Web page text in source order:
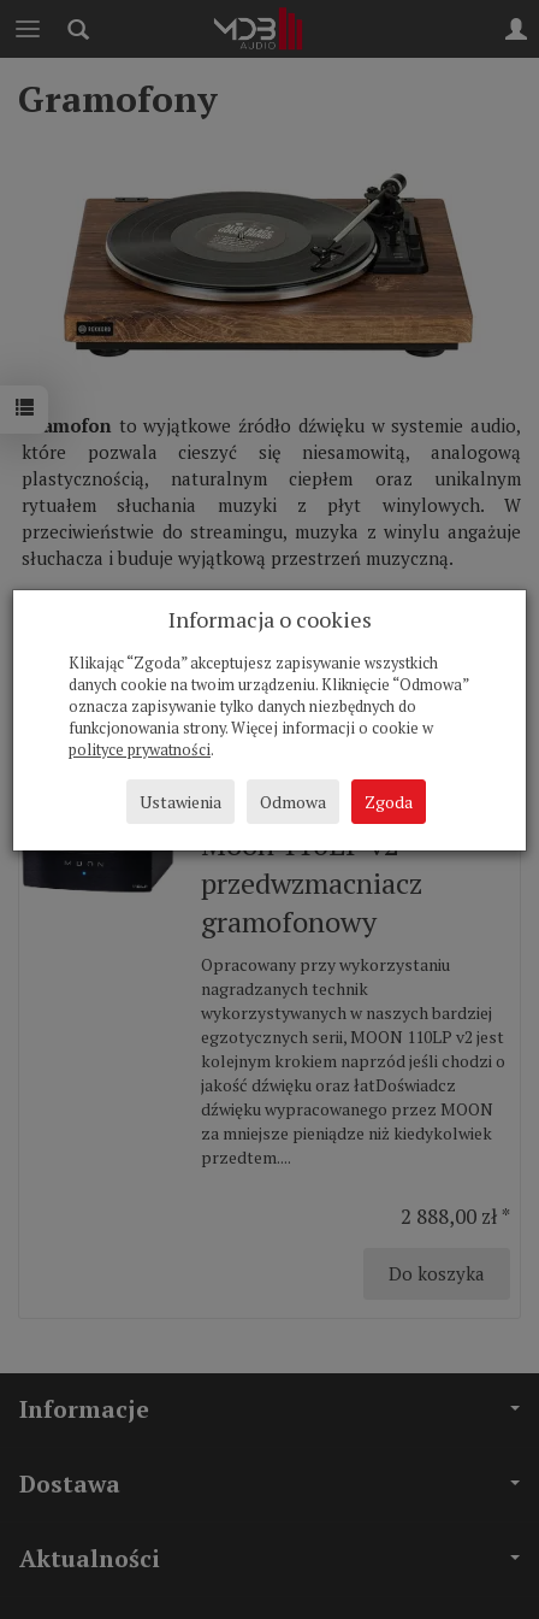
Gramofony
Gramofon to wyjątkowe źródło dźwięku w systemie audio,
które pozwala cieszyć się niesamowitą, analogową
plastycznością, naturalnym ciepłem oraz unikalnym
rytuałem słuchania muzyki z płyt winylowych. W
przeciwieństwie do streamingu, muzyka z winylu angażuje
słuchacza i buduje wyjątkową przestrzeń muzyczną.
Moon 110LP v2
przedwzmacniacz
gramofonowy
Opracowany przy wykorzystaniu
nagradzanych technik
wykorzystywanych w naszych bardziej
egzotycznych serii, MOON 110LP v2 jest
kolejnym krokiem naprzód jeśli chodzi o
jakość dźwięku oraz łatDoświadcz
dźwięku wypracowanego przez MOON
za mniejsze pieniądze niż kiedykolwiek
przedtem....
2 888,00 zł *
Do koszyka
Informacje
Dostawa
Aktualności
Informacja o cookies
Klikając “Zgoda” akceptujesz zapisywanie wszystkich
danych cookie na twoim urządzeniu. Kliknięcie “Odmowa”
oznacza zapisywanie tylko danych niezbędnych do
funkcjonowania strony. Więcej informacji o cookie w
polityce prywatności.
Ustawienia Odmowa Zgoda